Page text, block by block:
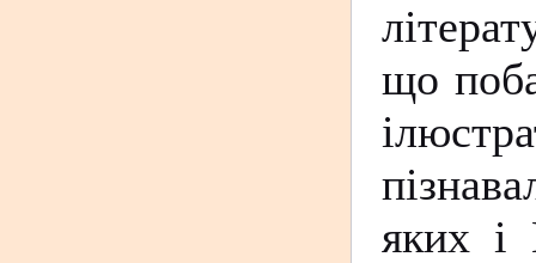
що
яких і